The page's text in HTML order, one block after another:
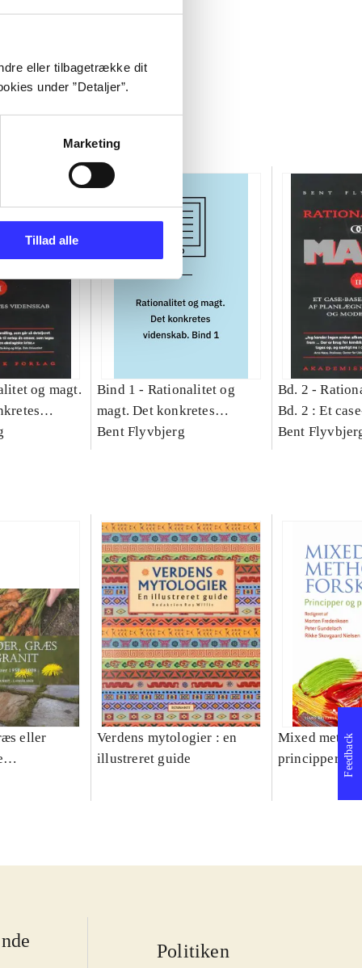
eller tilbagetrække dit
under ”Detaljer”.
Marketing
Tillad alle
og magt.
Bind 1 - Rationalitet og
magt. Det konkretes
videnskab. Bind 1
Bent Flyvbjerg
Bd. 2 -
Bd. 2 : Et
studie af
Bent
eller
Verdens mytologier : en
illustreret guide
Mixed
principper og
Politiken
Feedback